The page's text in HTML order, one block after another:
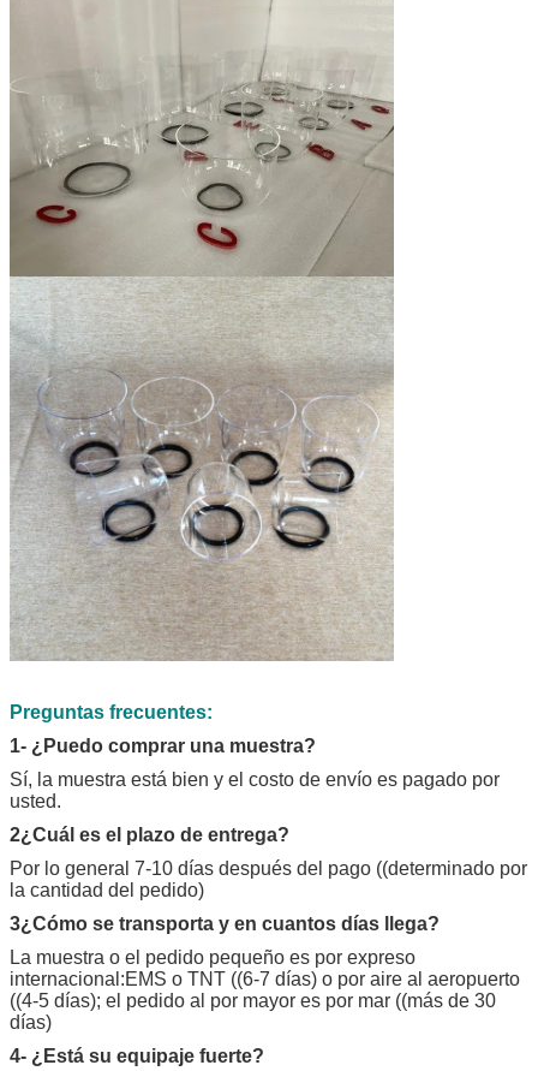
Preguntas frecuentes:
1- ¿Puedo comprar una muestra?
Sí, la muestra está bien y el costo de envío es pagado por
usted.
2¿Cuál es el plazo de entrega?
Por lo general 7-10 días después del pago ((determinado por
la cantidad del pedido)
3¿Cómo se transporta y en cuantos días llega?
La muestra o el pedido pequeño es por expreso
internacional:EMS o TNT ((6-7 días) o por aire al aeropuerto
((4-5 días); el pedido al por mayor es por mar ((más de 30
días)
4- ¿Está su equipaje fuerte?